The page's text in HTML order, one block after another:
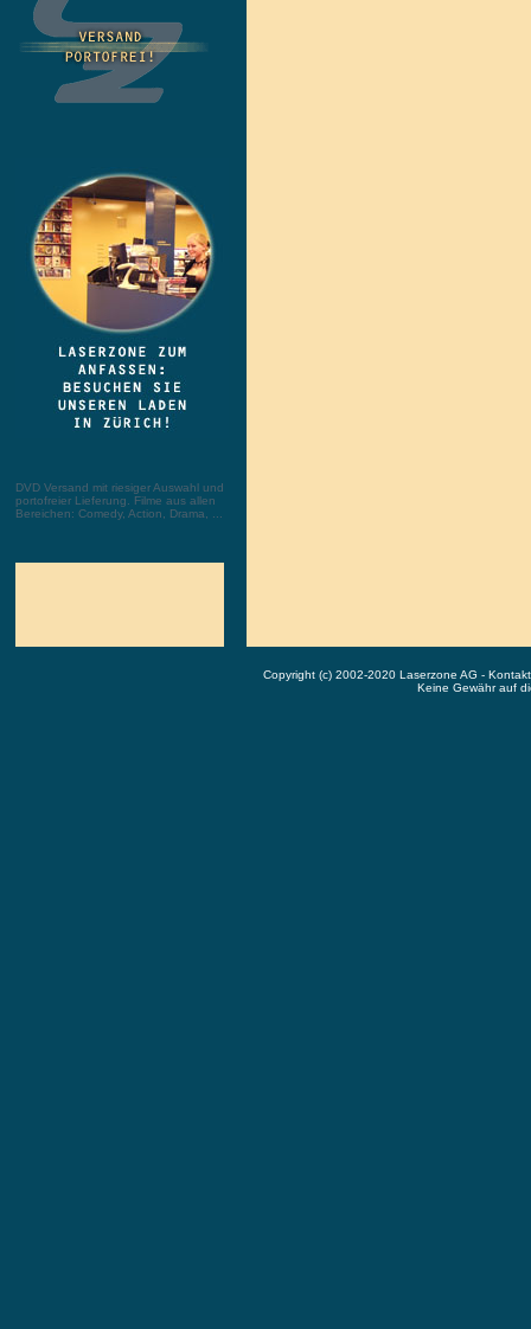
DVD Versand mit riesiger Auswahl und
portofreier Lieferung. Filme aus allen
Bereichen: Comedy, Action, Drama, ...
Copyright (c) 2002-2020 Laserzone AG -
Keine Gewähr auf